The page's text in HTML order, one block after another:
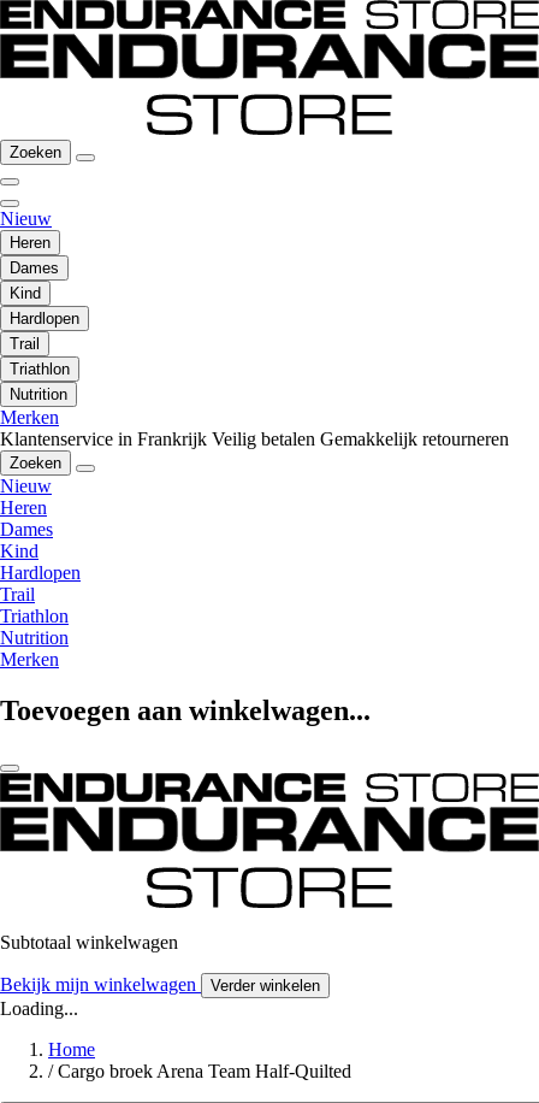
Zoeken
Nieuw
Heren
Dames
Kind
Hardlopen
Trail
Triathlon
Nutrition
Merken
Klantenservice in Frankrijk Veilig betalen Gemakkelijk retourneren
Zoeken
Nieuw
Heren
Dames
Kind
Hardlopen
Trail
Triathlon
Nutrition
Merken
Toevoegen aan winkelwagen...
Subtotaal winkelwagen
Bekijk mijn winkelwagen Verder winkelen
Loading...
Home
/ Cargo broek Arena Team Half-Quilted